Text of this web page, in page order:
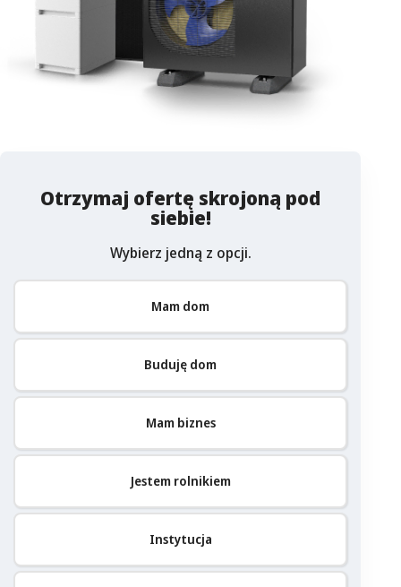
Otrzymaj ofertę skrojoną pod
siebie!
Wybierz jedną z opcji.
Mam dom
Buduję dom
Mam biznes
Jestem rolnikiem
Instytucja